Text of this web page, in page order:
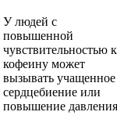
У людей с
повышенной
чувствительностью к
кофеину может
вызывать учащенное
сердцебиение или
повышение